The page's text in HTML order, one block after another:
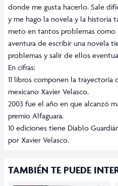
donde me gusta hacerlo. Sale
y me hago la novela y la historia
meto en tantos problemas como
aventura de escribir una novela
problemas y salir de ellos
En cifras:
11 libros componen la
mexicano Xavier Velasco.
2003 fue el año en que alcanzó
premio Alfaguara.
10 ediciones tiene Diablo
por Xavier Velasco.
TAMBIÉN TE PUEDE